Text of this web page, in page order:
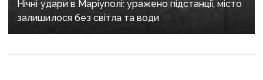
Нічні удари в Маріуполі: уражено підстанції, місто
залишилося без світла та води